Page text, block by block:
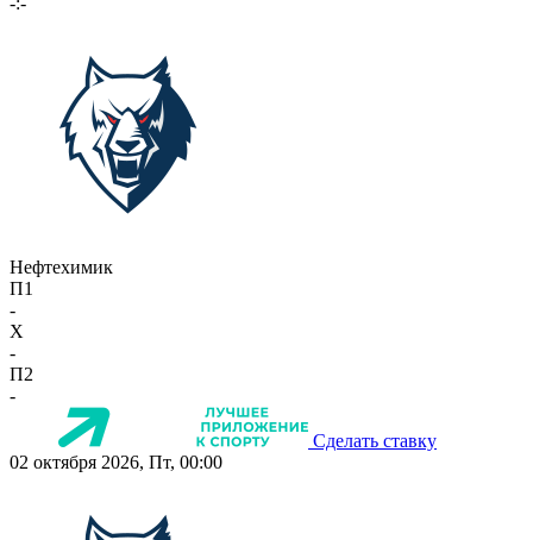
Нефтехимик
П1
-
X
-
П2
-
Сделать ставку
02 октября 2026, Пт, 00:00